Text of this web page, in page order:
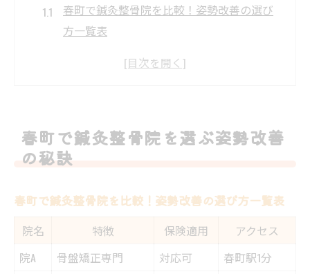
春町で鍼灸整骨院を比較！姿勢改善の選び
方一覧表
絶品の体感！鍼灸整骨院で実感する変化
保険適用に注目した姿勢改善の始め方
保険適用の鍼灸整骨院比較表で春町の選択
姿勢改善に保険が使える条件と注意点
福岡で鍼灸整骨院の保険適用を活用する方
春町で鍼灸整骨院を選ぶ姿勢改善
の秘訣
春町で鍼灸整骨院を比較！姿勢改善の選び方一覧表
院名 特徴 保険適用
アクセス
院A
骨盤矯正専門 対応可
春町駅1分